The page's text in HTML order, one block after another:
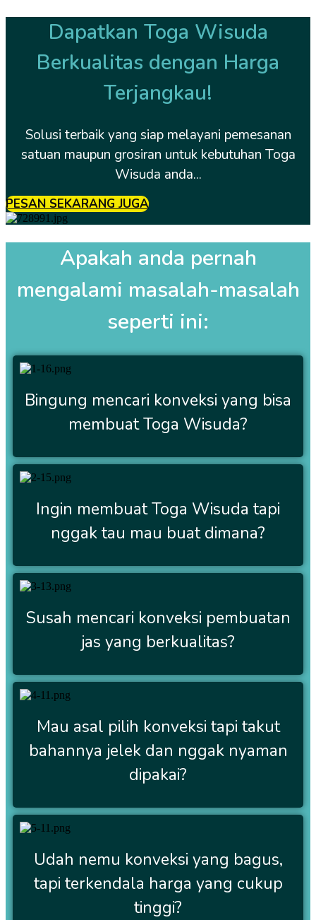
Dapatkan Toga Wisuda
Berkualitas dengan Harga
Terjangkau!
Solusi terbaik yang siap melayani pemesanan
satuan maupun grosiran untuk kebutuhan Toga
Wisuda anda...
PESAN SEKARANG JUGA
Apakah anda pernah
mengalami masalah-masalah
seperti ini:
Bingung mencari konveksi yang bisa
membuat Toga Wisuda?
Ingin membuat Toga Wisuda tapi
nggak tau mau buat dimana?
Susah mencari konveksi pembuatan
jas yang berkualitas?
Mau asal pilih konveksi tapi takut
bahannya jelek dan nggak nyaman
dipakai?
Udah nemu konveksi yang bagus,
tapi terkendala harga yang cukup
tinggi?